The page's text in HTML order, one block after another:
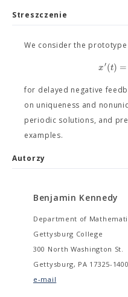
Streszczenie
We consider the
x′(t) =
for delayed negative
on uniqueness and
periodic solutions, and
examples.
Autorzy
Benjamin Kennedy
Department of
Gettysburg College
300 North Washington St.
Gettysburg, PA 17325-
e-mail